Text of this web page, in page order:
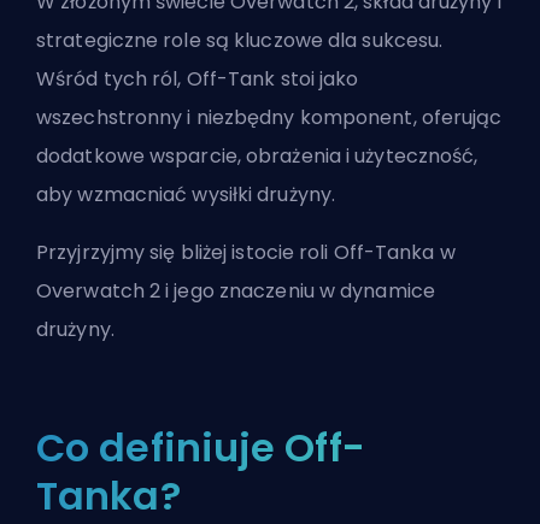
strategiczne role są kluczowe dla sukcesu.
Wśród tych ról, Off-Tank stoi jako
wszechstronny i niezbędny komponent, oferując
dodatkowe wsparcie, obrażenia i użyteczność,
aby wzmacniać wysiłki drużyny.
Przyjrzyjmy się bliżej istocie roli Off-Tanka w
Overwatch 2 i jego znaczeniu w dynamice
drużyny.
Co definiuje Off-
Tanka?